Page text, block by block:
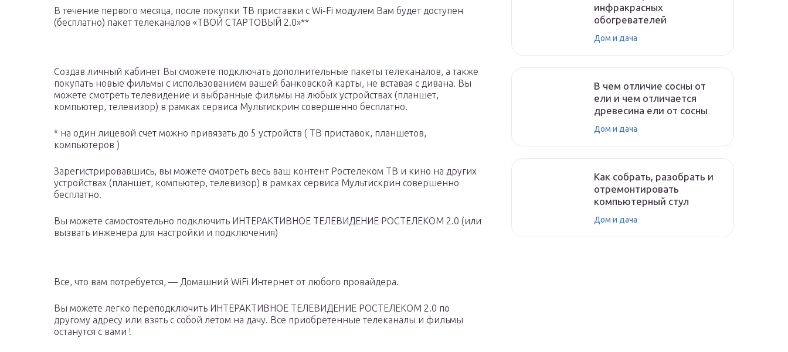
В течение первого месяца, после покупки ТВ приставки с Wi-Fi модулем Вам будет доступен
(бесплатно) пакет телеканалов «ТВОЙ СТАРТОВЫЙ 2.0»**
Создав личный кабинет Вы сможете подключать дополнительные пакеты телеканалов, а также
покупать новые фильмы с использованием вашей банковской карты, не вставая с дивана. Вы
можете смотреть телевидение и выбранные фильмы на любых устройствах (планшет,
компьютер, телевизор) в рамках сервиса Мультискрин совершенно бесплатно.
* на один лицевой счет можно привязать до 5 устройств ( ТВ приставок, планшетов,
компьютеров )
Зарегистрировавшись, вы можете смотреть весь ваш контент Ростелеком ТВ и кино на других
устройствах (планшет, компьютер, телевизор) в рамках сервиса Мультискрин совершенно
бесплатно.
Вы можете самостоятельно подключить ИНТЕРАКТИВНОЕ ТЕЛЕВИДЕНИЕ РОСТЕЛЕКОМ 2.0 (или
вызвать инженера для настройки и подключения)
Все, что вам потребуется, — Домашний WiFi Интернет от любого провайдера.
Вы можете легко переподключить ИНТЕРАКТИВНОЕ ТЕЛЕВИДЕНИЕ РОСТЕЛЕКОМ 2.0 по
другому адресу или взять с собой летом на дачу. Все приобретенные телеканалы и фильмы
останутся с вами !
инфракрасных
обогревателей
Дом и дача
В чем отличие сосны от
ели и чем отличается
древесина ели от сосны
Дом и дача
Как собрать, разобрать и
отремонтировать
компьютерный стул
Дом и дача